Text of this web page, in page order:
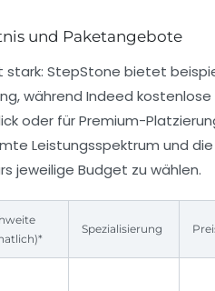
und Paketangebote
StepStone bietet
während Indeed
oder für Premium-
Leistungsspektrum und
jeweilige Budget zu wählen.
Spezialisierung